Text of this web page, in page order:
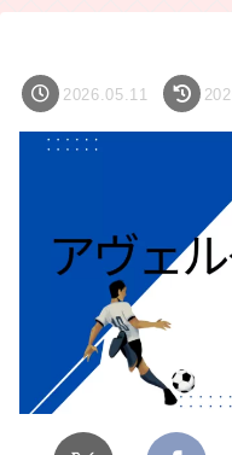
2026.05.11